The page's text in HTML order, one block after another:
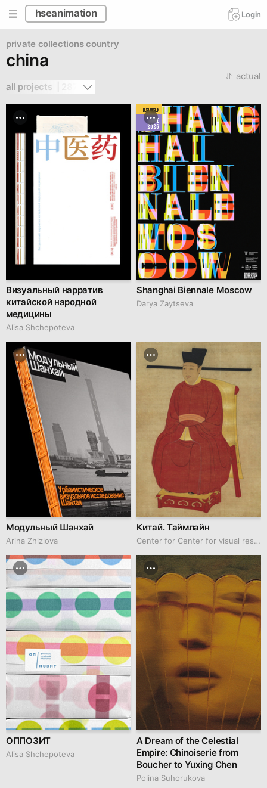
hseanimation Login
private collections country
china
all projects  | 287
actual
Визуальный нарратив
китайской народной
медицины
Alisa Shchepoteva
BEST DESIGN
JUNE
2026
Shanghai Biennale Moscow
Darya Zaytseva
Модульный Шанхай
Arina Zhizlova
Китай. Таймлайн
Center for Center for visual research
ОППОЗИТ
Alisa Shchepoteva
A Dream of the Celestial
Empire: Chinoiserie from
Boucher to Yuxing Chen
Polina Suhorukova